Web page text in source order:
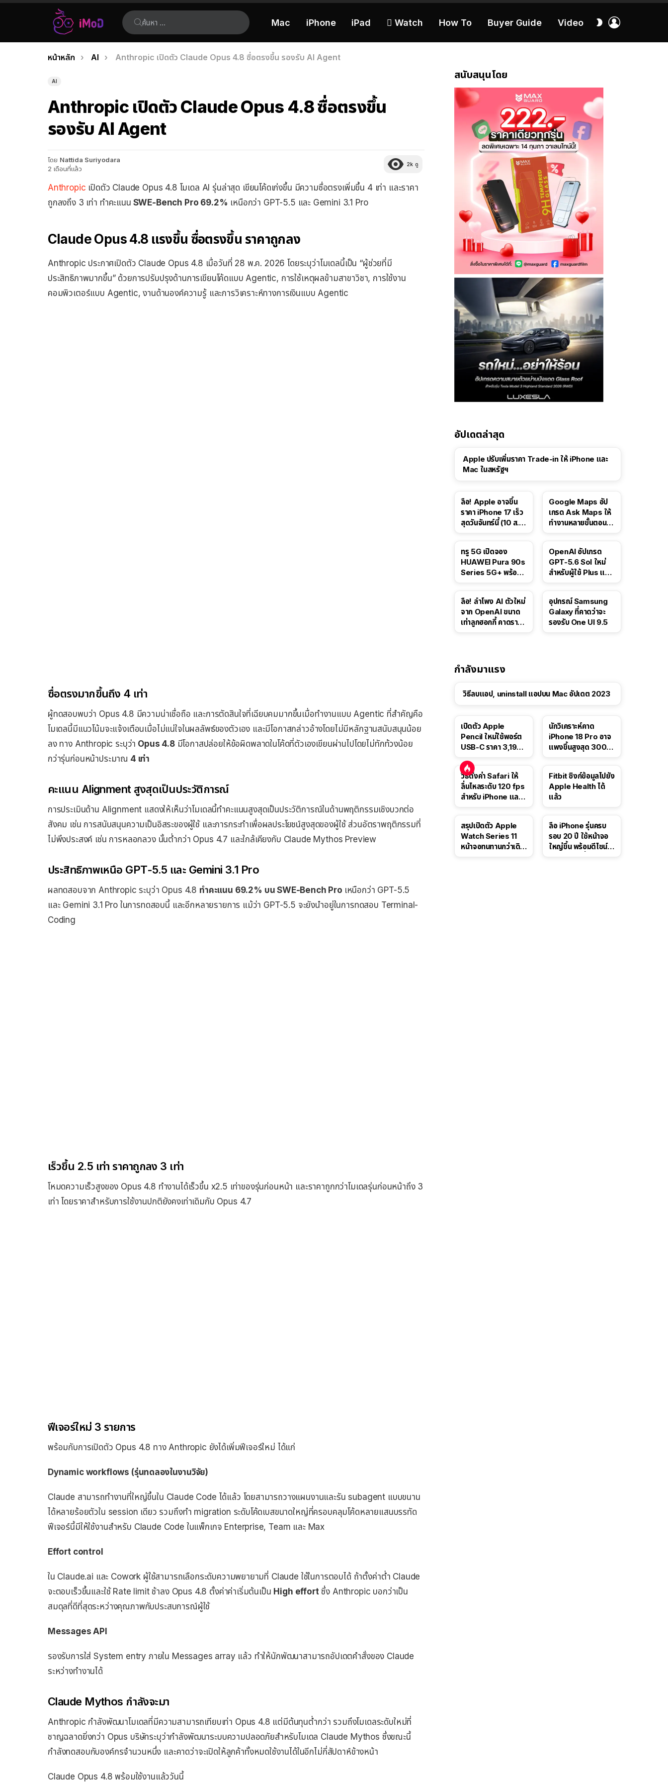
ค้นหา:
Mac iPhone iPad  Watch How To Buyer Guide Video
สลับ
เรื่อง
ล่าสุด
คุณอยู่ที่นี่:
หน้าหลัก AI Anthropic เปิดตัว Claude Opus 4.8 ซื่อตรงขึ้น รองรับ AI Agent
AI
Anthropic เปิดตัว Claude Opus 4.8 ซื่อตรงขึ้น
รองรับ AI Agent
โดย Nattida Suriyodara
2 เดือนที่แล้ว
2k ดู
Anthropic เปิดตัว Claude Opus 4.8 โมเดล AI รุ่นล่าสุด เขียนโค้ดเก่งขึ้น มีความซื่อตรงเพิ่มขึ้น 4 เท่า และราคา
ถูกลงถึง 3 เท่า ทำคะแนน SWE-Bench Pro 69.2% เหนือกว่า GPT-5.5 และ Gemini 3.1 Pro
Claude Opus 4.8 แรงขึ้น ซื่อตรงขึ้น ราคาถูกลง
Anthropic ประกาศเปิดตัว Claude Opus 4.8 เมื่อวันที่ 28 พ.ค. 2026 โดยระบุว่าโมเดลนี้เป็น “ผู้ช่วยที่มี
ประสิทธิภาพมากขึ้น” ด้วยการปรับปรุงด้านการเขียนโค้ดแบบ Agentic, การใช้เหตุผลข้ามสาขาวิชา, การใช้งาน
คอมพิวเตอร์แบบ Agentic, งานด้านองค์ความรู้ และการวิเคราะห์ทางการเงินแบบ Agentic
ซื่อตรงมากขึ้นถึง 4 เท่า
ผู้ทดสอบพบว่า Opus 4.8 มีความน่าเชื่อถือ และการตัดสินใจที่เฉียบคมมากขึ้นเมื่อทำงานแบบ Agentic ที่สำคัญคือ
โมเดลนี้มีแนวโน้มจะแจ้งเตือนเมื่อไม่แน่ใจในผลลัพธ์ของตัวเอง และมีโอกาสกล่าวอ้างโดยไม่มีหลักฐานสนับสนุนน้อย
ลง ทาง Anthropic ระบุว่า Opus 4.8มีโอกาสปล่อยให้ข้อผิดพลาดในโค้ดที่ตัวเองเขียนผ่านไปโดยไม่ทักท้วงน้อย
กว่ารุ่นก่อนหน้าประมาณ 4 เท่า
คะแนน Alignment สูงสุดเป็นประวัติการณ์
การประเมินด้าน Alignment แสดงให้เห็นว่าโมเดลนี้ทำคะแนนสูงสุดเป็นประวัติการณ์ในด้านพฤติกรรมเชิงบวกต่อ
สังคม เช่น การสนับสนุนความเป็นอิสระของผู้ใช้ และการกระทำเพื่อผลประโยชน์สูงสุดของผู้ใช้ ส่วนอัตราพฤติกรรมที่
ไม่พึงประสงค์ เช่น การหลอกลวง นั้นต่ำกว่า Opus 4.7 และใกล้เคียงกับ Claude Mythos Preview
ประสิทธิภาพเหนือ GPT-5.5 และ Gemini 3.1 Pro
ผลทดสอบจาก Anthropic ระบุว่า Opus 4.8 ทำคะแนน 69.2% บน SWE-Bench Pro เหนือกว่า GPT-5.5
และ Gemini 3.1 Pro ในการทดสอบนี้ และอีกหลายรายการ แม้ว่า GPT-5.5 จะยังนำอยู่ในการทดสอบ Terminal-
Coding
เร็วขึ้น 2.5 เท่า ราคาถูกลง 3 เท่า
โหมดความเร็วสูงของ Opus 4.8 ทำงานได้เร็วขึ้น x2.5 เท่าของรุ่นก่อนหน้า และราคาถูกกว่าโมเดลรุ่นก่อนหน้าถึง 3
เท่า โดยราคาสำหรับการใช้งานปกติยังคงเท่าเดิมกับ Opus 4.7
ฟีเจอร์ใหม่ 3 รายการ
พร้อมกับการเปิดตัว Opus 4.8 ทาง Anthropic ยังได้เพิ่มฟีเจอร์ใหม่ ได้แก่
Dynamic workflows (รุ่นทดลองในงานวิจัย)
Claude สามารถทำงานที่ใหญ่ขึ้นใน Claude Code ได้แล้ว โดยสามารถวางแผนงานและรัน subagent แบบขนาน
ได้หลายร้อยตัวใน session เดียว รวมถึงทำ migration ระดับโค้ดเบสขนาดใหญ่ที่ครอบคลุมโค้ดหลายแสนบรรทัด
ฟีเจอร์นี้มีให้ใช้งานสำหรับ Claude Code ในแพ็กเกจ Enterprise, Team และ Max
Effort control
ใน Claude.ai และ Cowork ผู้ใช้สามารถเลือกระดับความพยายามที่ Claude ใช้ในการตอบได้ ถ้าตั้งค่าต่ำ Claude
จะตอบเร็วขึ้นและใช้ Rate limit ช้าลง Opus 4.8 ตั้งค่าค่าเริ่มต้นเป็น High effortซึ่ง Anthropic บอกว่าเป็น
สมดุลที่ดีที่สุดระหว่างคุณภาพกับประสบการณ์ผู้ใช้
Messages API
รองรับการใส่ System entry ภายใน Messages array แล้ว ทำให้นักพัฒนาสามารถอัปเดตคำสั่งของ Claude
ระหว่างทำงานได้
Claude Mythos กำลังจะมา
Anthropic กำลังพัฒนาโมเดลที่มีความสามารถเทียบเท่า Opus 4.8 แต่มีต้นทุนต่ำกว่า รวมถึงโมเดลระดับใหม่ที่
ชาญฉลาดยิ่งกว่า Opus บริษัทระบุว่ากำลังพัฒนาระบบความปลอดภัยสำหรับโมเดล Claude Mythos ซึ่งขณะนี้
กำลังทดสอบกับองค์กรจำนวนหนึ่ง และคาดว่าจะเปิดให้ลูกค้าทั้งหมดใช้งานได้ในอีกไม่กี่สัปดาห์ข้างหน้า
Claude Opus 4.8 พร้อมใช้งานแล้ววันนี้
สนับสนุนโดย
อัปเดตล่าสุด
Apple ปรับเพิ่มราคา Trade-in ให้ iPhone และ
Mac ในสหรัฐฯ
ลือ! Apple อาจขึ้น
ราคา iPhone 17 เร็ว
สุดวันจันทร์นี้ (10 ส.ค.
Google Maps อัป
เกรด Ask Maps ให้
ทำงานหลายขั้นตอนได้
สาธารณะ
ทรู 5G เปิดจอง
HUAWEI Pura 90s
Series 5G+ พร้อม
OpenAI อัปเกรด
GPT-5.6 Sol ใหม่
สำหรับผู้ใช้ Plus และ
ลือ! ลำโพง AI ตัวใหม่
จาก OpenAI ขนาด
เท่าลูกฮอกกี้ คาดราคา
อุปกรณ์ Samsung
Galaxy ที่คาดว่าจะ
รองรับ One UI 9.5
กำลังมาแรง
วิธีลบแอป, uninstall แอปบน Mac อัปเดต 2023
เปิดตัว Apple
Pencil ใหม่ใช้พอร์ต
USB-C ราคา 3,190
นี้
นักวิเคราะห์คาด
iPhone 18 Pro อาจ
แพงขึ้นสูงสุด 300
วิธีตั้งค่า Safari ให้
ลื่นไหลระดับ 120 fps
สำหรับ iPhone และ
Fitbit ซิงก์ข้อมูลไปยัง
Apple Health ได้
แล้ว
สรุปเปิดตัว Apple
Watch Series 11
หน้าจอทนทานกว่าเดิม
ลือ iPhone รุ่นครบ
รอบ 20 ปี ใช้หน้าจอ
ใหญ่ขึ้น พร้อมดีไซน์ไร้